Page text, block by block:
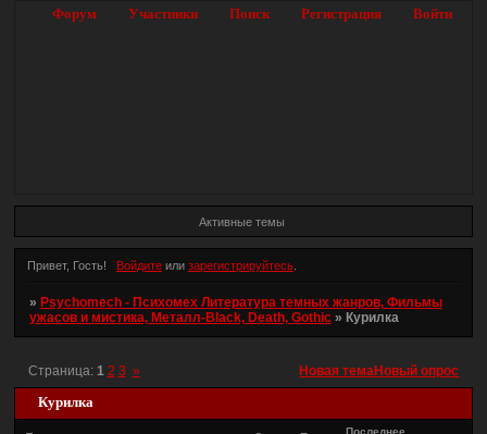
Форум Участники Поиск Регистрация Войти
Активные темы
Привет, Гость! Войдитеили зарегистрируйтесь.
» Psychomech - Психомех Литература темных жанров, Фильмы
ужасов и мистика, Металл-Black, Death, Gothic » Курилка
Курилка
Страница: 1 2 3 » Новая темаНовый опрос
Последнее